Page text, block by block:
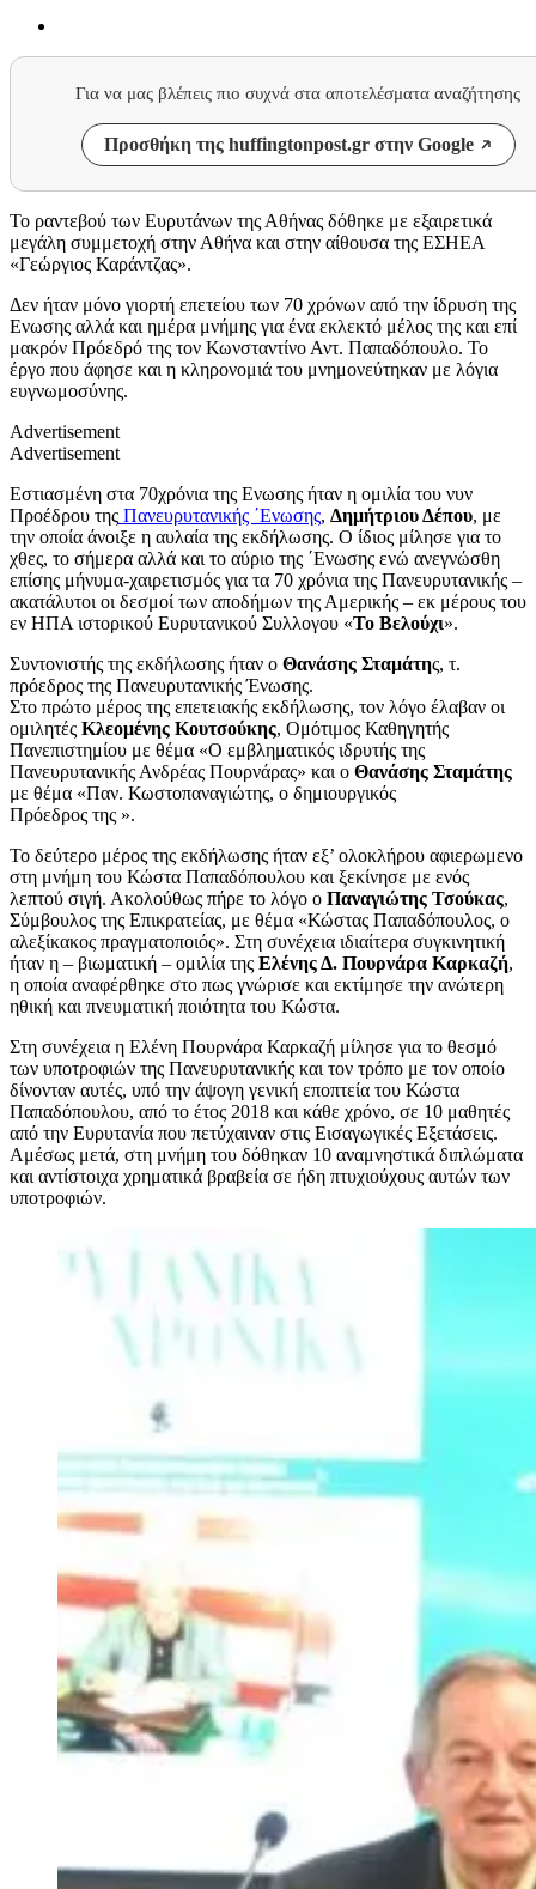
Για να μας βλέπεις πιο συχνά στα αποτελέσματα αναζήτησης
Προσθήκη της huffingtonpost.gr στην Google
Το ραντεβού των Ευρυτάνων της Αθήνας δόθηκε με εξαιρετικά
μεγάλη συμμετοχή στην Αθήνα και στην αίθουσα της ΕΣΗΕΑ
«Γεώργιος Καράντζας».
Δεν ήταν μόνο γιορτή επετείου των 70 χρόνων από την ίδρυση της
Ενωσης αλλά και ημέρα μνήμης για ένα εκλεκτό μέλος της και επί
μακρόν Πρόεδρό της τον Κωνσταντίνο Αντ. Παπαδόπουλο. Το
έργο που άφησε και η κληρονομιά του μνημονεύτηκαν με λόγια
ευγνωμοσύνης.
Advertisement
Advertisement
Εστιασμένη στα 70χρόνια της Ενωσης ήταν η ομιλία του νυν
Προέδρου της Πανευρυτανικής ΄Ενωσης, Δημήτριου Δέπου, με
την οποία άνοιξε η αυλαία της εκδήλωσης. Ο ίδιος μίλησε για το
χθες, το σήμερα αλλά και το αύριο της ΄Ενωσης ενώ ανεγνώσθη
επίσης μήνυμα-χαιρετισμός για τα 70 χρόνια της Πανευρυτανικής –
ακατάλυτοι οι δεσμοί των αποδήμων της Αμερικής – εκ μέρους του
εν ΗΠΑ ιστορικού Ευρυτανικού Συλλογου «Το Βελούχι».
Συντονιστής της εκδήλωσης ήταν ο Θανάσης Σταμάτης, τ.
πρόεδρος της Πανευρυτανικής Ένωσης.
Στο πρώτο μέρος της επετειακής εκδήλωσης, τον λόγο έλαβαν οι
ομιλητές Κλεομένης Κουτσούκης, Ομότιμος Καθηγητής
Πανεπιστημίου με θέμα «Ο εμβληματικός ιδρυτής της
Πανευρυτανικής Ανδρέας Πουρνάρας» και ο Θανάσης Σταμάτης
με θέμα «Παν. Κωστοπαναγιώτης, ο δημιουργικός
Πρόεδρος της ».
Το δεύτερο μέρος της εκδήλωσης ήταν εξ’ ολοκλήρου αφιερωμενο
στη μνήμη του Κώστα Παπαδόπουλου και ξεκίνησε με ενός
λεπτού σιγή. Ακολούθως πήρε το λόγο ο Παναγιώτης Τσούκας,
Σύμβουλος της Επικρατείας, με θέμα «Κώστας Παπαδόπουλος, ο
αλεξίκακος πραγματοποιός». Στη συνέχεια ιδιαίτερα συγκινητική
ήταν η – βιωματική – ομιλία της Ελένης Δ. Πουρνάρα Καρκαζή,
η οποία αναφέρθηκε στο πως γνώρισε και εκτίμησε την ανώτερη
ηθική και πνευματική ποιότητα του Κώστα.
Στη συνέχεια η Ελένη Πουρνάρα Καρκαζή μίλησε για το θεσμό
των υποτροφιών της Πανευρυτανικής και τον τρόπο με τον οποίο
δίνονταν αυτές, υπό την άψογη γενική εποπτεία του Κώστα
Παπαδόπουλου, από το έτος 2018 και κάθε χρόνο, σε 10 μαθητές
από την Ευρυτανία που πετύχαιναν στις Εισαγωγικές Εξετάσεις.
Αμέσως μετά, στη μνήμη του δόθηκαν 10 αναμνηστικά διπλώματα
και αντίστοιχα χρηματικά βραβεία σε ήδη πτυχιούχους αυτών των
υποτροφιών.